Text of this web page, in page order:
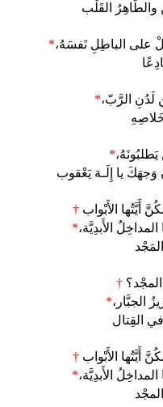
والطَّاهِرُ القَلْب
على الباطِلِ نَفسَهُ،*
لَدُنِ الرَّبّ،*
*
يا إِلَـهَ يَعْقوب
أَيَّتُها الأَبْواب †
المداخِلُ الأَبدِيَّة،*
†
الجبَّار،*
القِتال
أَيَّتُها الأَبْواب †
المداخِلُ الأَبدِيَّة،*